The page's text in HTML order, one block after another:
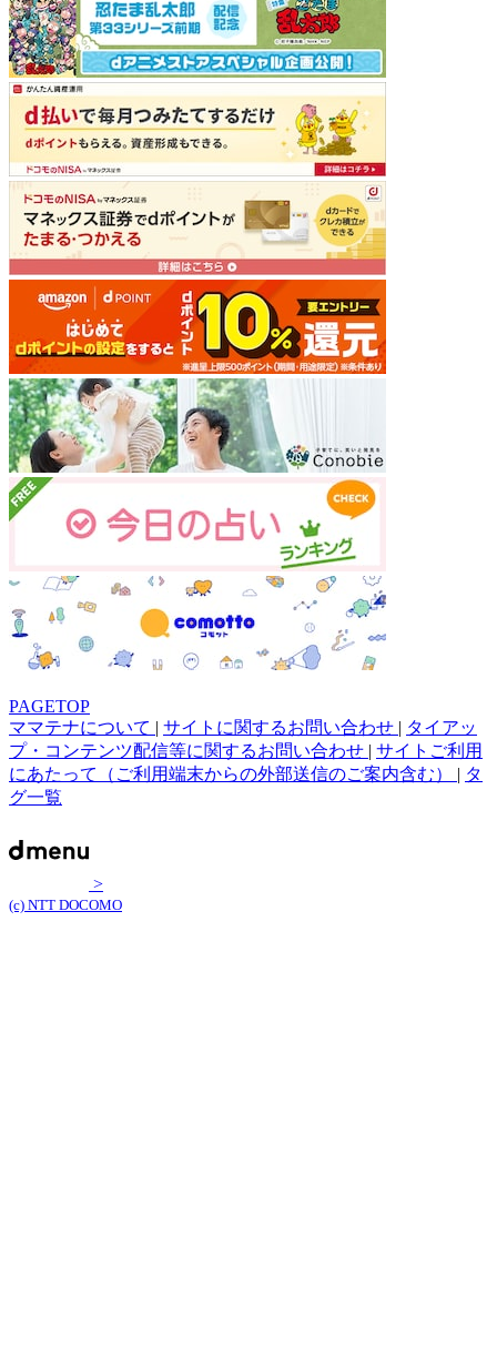
PAGETOP
ママテナについて | サイトに関するお問い合わせ | タイアッ
プ・コンテンツ配信等に関するお問い合わせ | サイトご利用
にあたって（ご利用端末からの外部送信のご案内含む） | タ
グ一覧
>
(c) NTT DOCOMO